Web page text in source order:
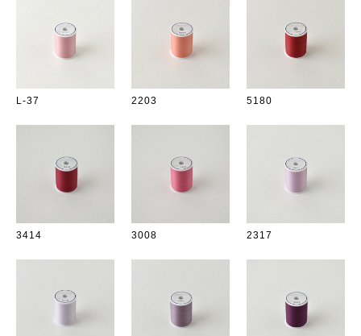
L-37 2203 5180
3414 3008 2317